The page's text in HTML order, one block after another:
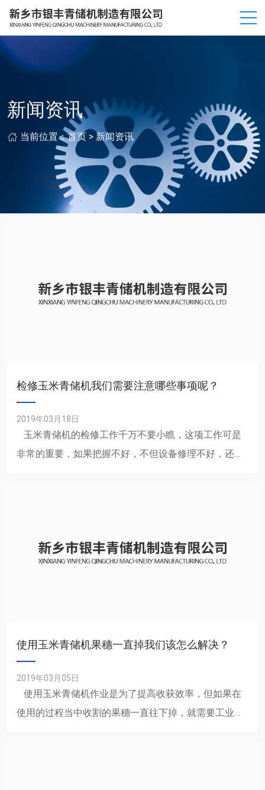
新闻资讯
当前位置：首页 > 新闻资讯
检修玉米青储机我们需要注意哪些事项呢？
2019年03月18日
玉米青储机的检修工作千万不要小瞧，这项工作可是
非常的重要，如果把握不好，不但设备修理不好，还会
使用玉米青储机果穗一直掉我们该怎么解决？
2019年03月05日
使用玉米青储机作业是为了提高收获效率，但如果在
使用的过程当中收割的果穗一直往下掉，就需要工业工